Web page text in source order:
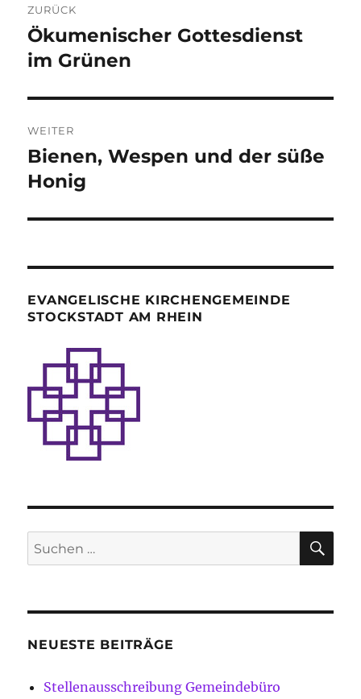
ZURÜCK
Vorheriger
Beitrag:
Ökumenischer Gottesdienst
im Grünen
WEITER
Nächster
Beitrag:
Bienen, Wespen und der süße
Honig
EVANGELISCHE KIRCHENGEMEINDE
STOCKSTADT AM RHEIN
Suche
nach:
NEUESTE BEITRÄGE
Stellenausschreibung Gemeindebüro